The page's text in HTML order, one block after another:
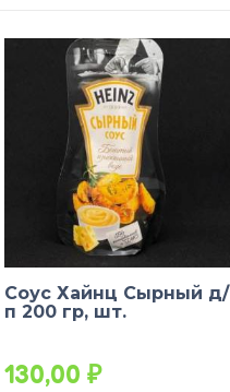
Соус Хайнц Сырный д/
п 200 гр, шт.
130,00 ₽